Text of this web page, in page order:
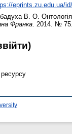
eprints.zu.edu.ua/
В. О.
Франка . 2014. №